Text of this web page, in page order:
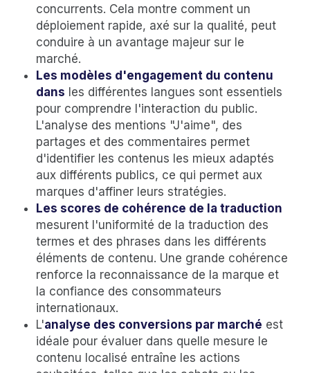
concurrents. Cela montre comment un
déploiement rapide, axé sur la qualité, peut
conduire à un avantage majeur sur le
marché.
Les modèles d'engagement du contenu
dans les différentes langues sont essentiels
pour comprendre l'interaction du public.
L'analyse des mentions "J'aime", des
partages et des commentaires permet
d'identifier les contenus les mieux adaptés
aux différents publics, ce qui permet aux
marques d'affiner leurs stratégies.
Les scores de cohérence de la traduction
mesurent l'uniformité de la traduction des
termes et des phrases dans les différents
éléments de contenu. Une grande cohérence
renforce la reconnaissance de la marque et
la confiance des consommateurs
internationaux.
L'analyse des conversions par marché est
idéale pour évaluer dans quelle mesure le
contenu localisé entraîne les actions